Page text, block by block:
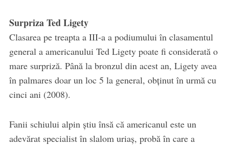
Surpriza Ted Ligety
Clasarea pe treapta a III-a a podiumului în clasamentul
general a americanului Ted Ligety poate fi considerată o
mare surpriză. Până la bronzul din acest an, Ligety avea
în palmares doar un loc 5 la general, obţinut în urmă cu
cinci ani (2008).
Fanii schiului alpin ştiu însă că americanul este un
adevărat specialist în slalom uriaş, probă în care a